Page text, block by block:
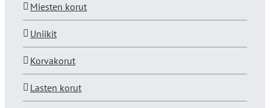
Miesten korut
Uniikit
Korvakorut
Lasten korut